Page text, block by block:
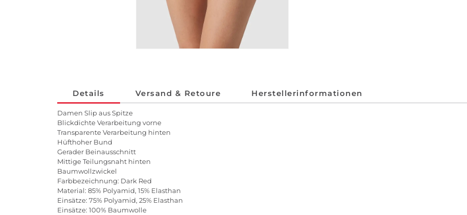
Details Versand & Retoure Herstellerinformationen
Damen Slip aus Spitze
Blickdichte Verarbeitung vorne
Transparente Verarbeitung hinten
Hüfthoher Bund
Gerader Beinausschnitt
Mittige Teilungsnaht hinten
Baumwollzwickel
Farbbezeichnung: Dark Red
Material: 85% Polyamid, 15% Elasthan
Einsätze: 75% Polyamid, 25% Elasthan
Einsätze: 100% Baumwolle